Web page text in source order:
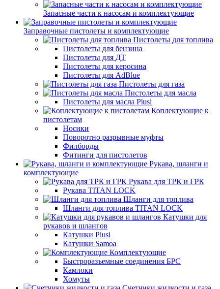
Запасные части к насосам и комплектующие
Заправочные пистолеты и комплектующие
Пистолеты для топлива
Пистолеты для бензина
Пистолеты для ДТ
Пистолеты для керосина
Пистолеты для AdBlue
Пистолеты для газа
Пистолеты для масла
Пистолеты для масла Piusi
Коплектующие к
пистолетам
Носики
Поворотно разрывные муфты
Филборды
Фитинги для пистолетов
Рукава, шланги и
комплектующие
Рукава для ТРК и ГРК
Рукава TITAN LOCK
Шланги для топлива
Шланги для топлива TITAN LOCK
Катушки для
рукавов и шлангов
Катушки Piusi
Катушки Samoa
Комплектующие
Быстроразъемные соединения БРС
Камлоки
Хомуты